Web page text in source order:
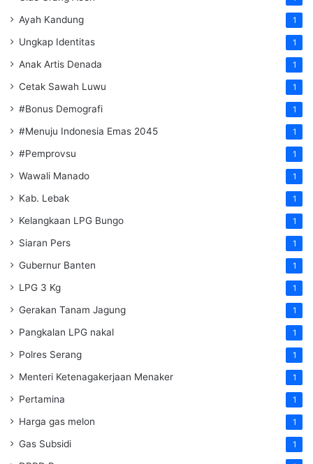
Ayah Kandung 1
Ungkap Identitas 1
Anak Artis Denada 1
Cetak Sawah Luwu 1
#Bonus Demografi 1
#Menuju Indonesia Emas 2045 1
#Pemprovsu 1
Wawali Manado 1
Kab. Lebak 1
Kelangkaan LPG Bungo 1
Siaran Pers 1
Gubernur Banten 1
LPG 3 Kg 1
Gerakan Tanam Jagung 1
Pangkalan LPG nakal 1
Polres Serang 1
Menteri Ketenagakerjaan Menaker 1
Pertamina 1
Harga gas melon 1
Gas Subsidi 1